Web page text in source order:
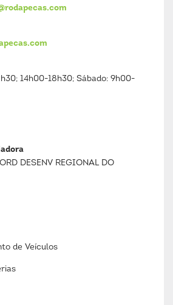
14h00-18h30; Sábado: 9h00-
DESENV REGIONAL DO
de Veículos